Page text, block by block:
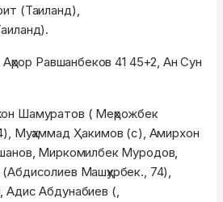
(Таиланд),
Равшанбеков 41 45+2, Ан Сун
Шамуратов ( Меҳрожбек
Муҳаммад Ҳакимов (с), Амирхон
Миркомилбек Муродов,
Машҳурбек., 74),
Абдунабиев (,